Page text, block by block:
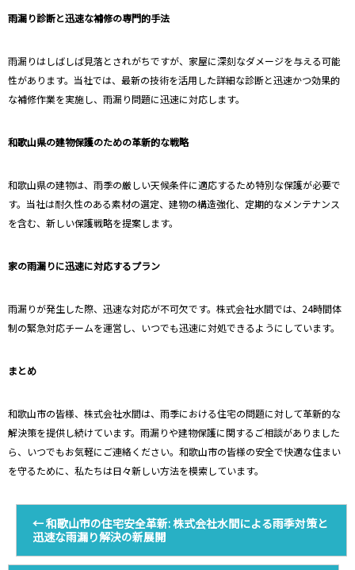
雨漏り診断と迅速な補修の専門的手法
雨漏りはしばしば見落とされがちですが、家屋に深刻なダメージを与える可能
性があります。当社では、最新の技術を活用した詳細な診断と迅速かつ効果的
な補修作業を実施し、雨漏り問題に迅速に対応します。
和歌山県の建物保護のための革新的な戦略
和歌山県の建物は、雨季の厳しい天候条件に適応するため特別な保護が必要で
す。当社は耐久性のある素材の選定、建物の構造強化、定期的なメンテナンス
を含む、新しい保護戦略を提案します。
家の雨漏りに迅速に対応するプラン
雨漏りが発生した際、迅速な対応が不可欠です。株式会社水間では、24時間体
制の緊急対応チームを運営し、いつでも迅速に対処できるようにしています。
まとめ
和歌山市の皆様、株式会社水間は、雨季における住宅の問題に対して革新的な
解決策を提供し続けています。雨漏りや建物保護に関するご相談がありました
ら、いつでもお気軽にご連絡ください。和歌山市の皆様の安全で快適な住まい
を守るために、私たちは日々新しい方法を模索しています。
←和歌山市の住宅安全革新: 株式会社水間による雨季対策と
迅速な雨漏り解決の新展開